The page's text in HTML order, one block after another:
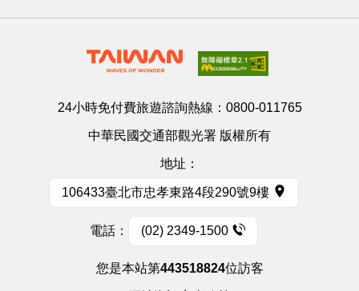
24小時免付費旅遊諮詢熱線： 0800-011765
中華民國交通部觀光署 版權所有
地址：
106433臺北市忠孝東路4段290號9樓
電話： (02) 2349-1500
您是本站第443518824位訪客